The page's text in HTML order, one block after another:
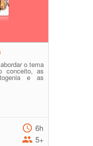
o tema
conceito, as
e as
6h
5+